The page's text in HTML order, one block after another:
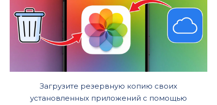
Загрузите резервную копию своих
установленных приложений с помощью